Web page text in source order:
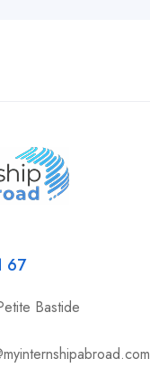
67
Bastide